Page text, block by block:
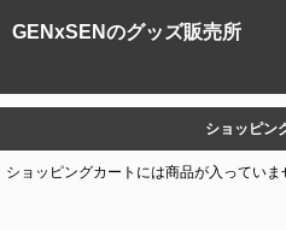
GENxSENのグッズ販売所
ショッピン
ショッピングカートには商品が入っていま